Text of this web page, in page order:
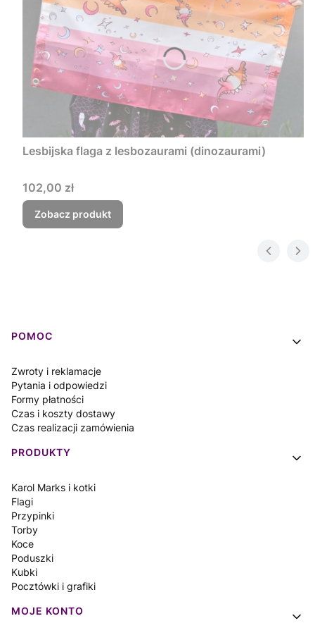
Lesbijska flaga z lesbozaurami (dinozaurami)
Cena
102,00 zł
Zobacz produkt
Linki w stopce
POMOC
Zwroty i reklamacje
Pytania i odpowiedzi
Formy płatności
Czas i koszty dostawy
Czas realizacji zamówienia
PRODUKTY
Karol Marks i kotki
Flagi
Przypinki
Torby
Koce
Poduszki
Kubki
Pocztówki i grafiki
MOJE KONTO